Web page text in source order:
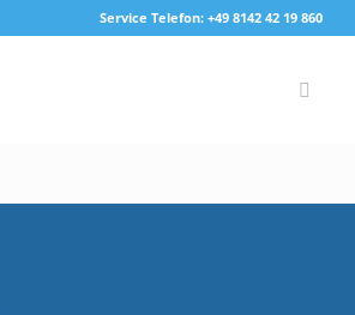
Service Telefon: +49 8142 42 19 860